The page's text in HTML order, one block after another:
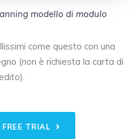
modello di modulo
come questo con una
(non è richiesta la carta di
TRIAL